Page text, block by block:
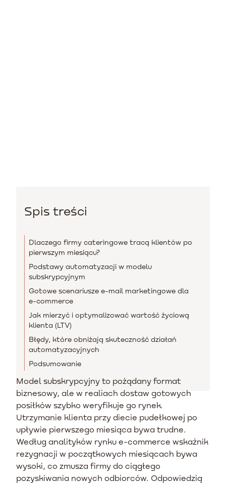
Spis treści
Dlaczego firmy cateringowe tracą klientów po
pierwszym miesiącu?
Podstawy automatyzacji w modelu
subskrypcyjnym
Gotowe scenariusze e-mail marketingowe dla
e-commerce
Jak mierzyć i optymalizować wartość życiową
klienta (LTV)
Błędy, które obniżają skuteczność działań
automatyzacyjnych
Podsumowanie
Model subskrypcyjny to pożądany format
biznesowy, ale w realiach dostaw gotowych
posiłków szybko weryfikuje go rynek.
Utrzymanie klienta przy diecie pudełkowej po
upływie pierwszego miesiąca bywa trudne.
Według analityków rynku e-commerce wskaźnik
rezygnacji w początkowych miesiącach bywa
wysoki, co zmusza firmy do ciągłego
pozyskiwania nowych odbiorców. Odpowiedzią